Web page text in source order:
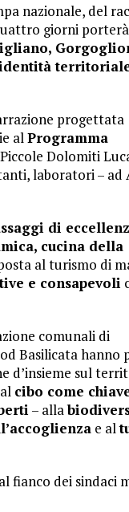
nazionale, del
giorni porterà
progettata
alProgramma
Dolomiti
laboratori – ad
di
cucina della
al turismo di
e consapevoli
comunali di
Basilicata hanno
d’insieme sul
cibo come
– alla
e al
fianco dei sindaci